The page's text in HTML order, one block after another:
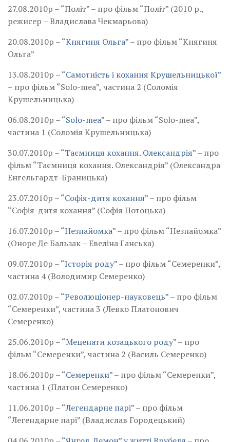
27.08.2010р – “Політ” – про фільм “Політ” (2010 р.,
режисер – Владислава Чекмарьова)
20.08.2010р –“Княгиня Ольга”– про фільм “Княгиня
Ольга”
13.08.2010р –“Самотність і кохання Крушельницької”
– про фільм “Solo-mea”, частина 2 (Соломія
Крушельницька)
06.08.2010р –“Solo-mea”– про фільм “Solo-mea”,
частина 1 (Соломія Крушельницька)
30.07.2010р –“Таємниця кохання. Олександрія”– про
фільм “Таємниця кохання. Олександрія” (Олександра
Енгельгардт-Браницька)
23.07.2010р –“Софія-дитя кохання”– про фільм
“Софія-дитя кохання” (Софія Потоцька)
16.07.2010р –“Незнайомка”– про фільм “Незнайомка”
(Оноре Де Бальзак – Евеліна Ганська)
09.07.2010р –“Історія роду”– про фільм “Семеренки”,
частина 4 (Володимир Семеренко)
02.07.2010р –“Революціонер-науковець”– про фільм
“Семеренки”, частина 3 (Левко Платонович
Семеренко)
25.06.2010р –“Меценати козацького роду”– про
фільм “Семеренки”, частина 2 (Василь Семеренко)
18.06.2010р –“Семеренки”– про фільм “Семеренки”,
частина 1 (Платон Семеренко)
11.06.2010р –“Легендарне парі”– про фільм
“Легендарне парі” (Владислав Городецький)